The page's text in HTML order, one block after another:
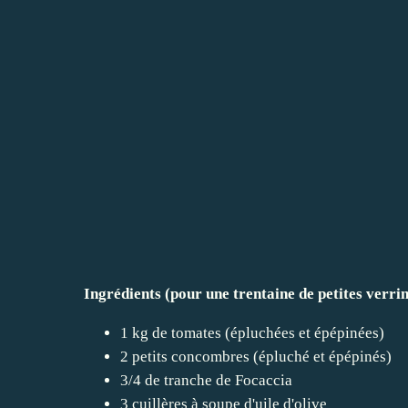
Ingrédients (pour une trentaine de petites
1 kg de tomates (épluchées et épépinées)
2 petits concombres (épluché et épépinés)
3/4 de tranche de Focaccia
3 cuillères à soupe d'uile d'olive